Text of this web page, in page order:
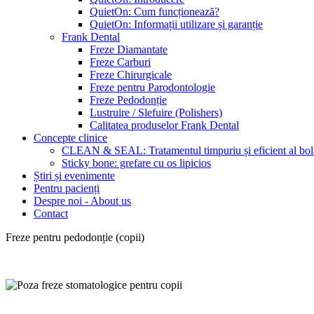
QuietOn: Cum funcționează?
QuietOn: Informații utilizare și garanție
Frank Dental
Freze Diamantate
Freze Carburi
Freze Chirurgicale
Freze pentru Parodontologie
Freze Pedodonție
Lustruire / Slefuire (Polishers)
Calitatea produselor Frank Dental
Concepte clinice
CLEAN & SEAL: Tratamentul timpuriu și eficient al
Sticky bone: grefare cu os lipicios
Știri și evenimente
Pentru pacienți
Despre noi - About us
Contact
Freze pentru pedodonție (copii)